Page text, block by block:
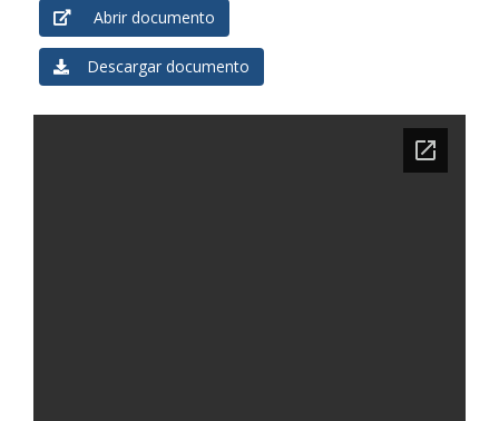
Abrir documento
Descargar documento